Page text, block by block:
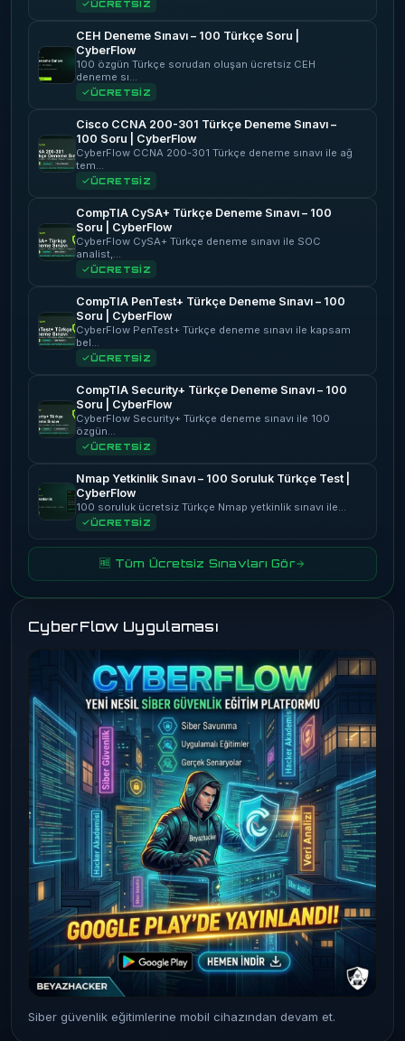
ÜCRETSİZ
CEH Deneme Sınavı – 100 Türkçe Soru |
CyberFlow
100 özgün Türkçe sorudan oluşan ücretsiz CEH
deneme sı…
ÜCRETSİZ
Cisco CCNA 200-301 Türkçe Deneme Sınavı –
100 Soru | CyberFlow
CyberFlow CCNA 200-301 Türkçe deneme sınavı ile ağ
tem…
ÜCRETSİZ
CompTIA CySA+ Türkçe Deneme Sınavı – 100
Soru | CyberFlow
CyberFlow CySA+ Türkçe deneme sınavı ile SOC
analist,…
ÜCRETSİZ
CompTIA PenTest+ Türkçe Deneme Sınavı – 100
Soru | CyberFlow
CyberFlow PenTest+ Türkçe deneme sınavı ile kapsam
bel…
ÜCRETSİZ
CompTIA Security+ Türkçe Deneme Sınavı – 100
Soru | CyberFlow
CyberFlow Security+ Türkçe deneme sınavı ile 100
özgün…
ÜCRETSİZ
Nmap Yetkinlik Sınavı – 100 Soruluk Türkçe Test |
CyberFlow
100 soruluk ücretsiz Türkçe Nmap yetkinlik sınavı ile…
ÜCRETSİZ
🆓 Tüm Ücretsiz Sınavları Gör
CyberFlow Uygulaması
Siber güvenlik eğitimlerine mobil cihazından devam et.